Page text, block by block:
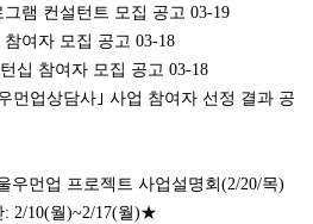
램 컨설턴트 모집 공고 03-19
여자 모집 공고 03-18
십 참여자 모집 공고 03-18
먼업상담사｣ 사업 참여자 선정 결과 공
우먼업 프로젝트 사업설명회(2/20/목)
2/10(월)~2/17(월)★